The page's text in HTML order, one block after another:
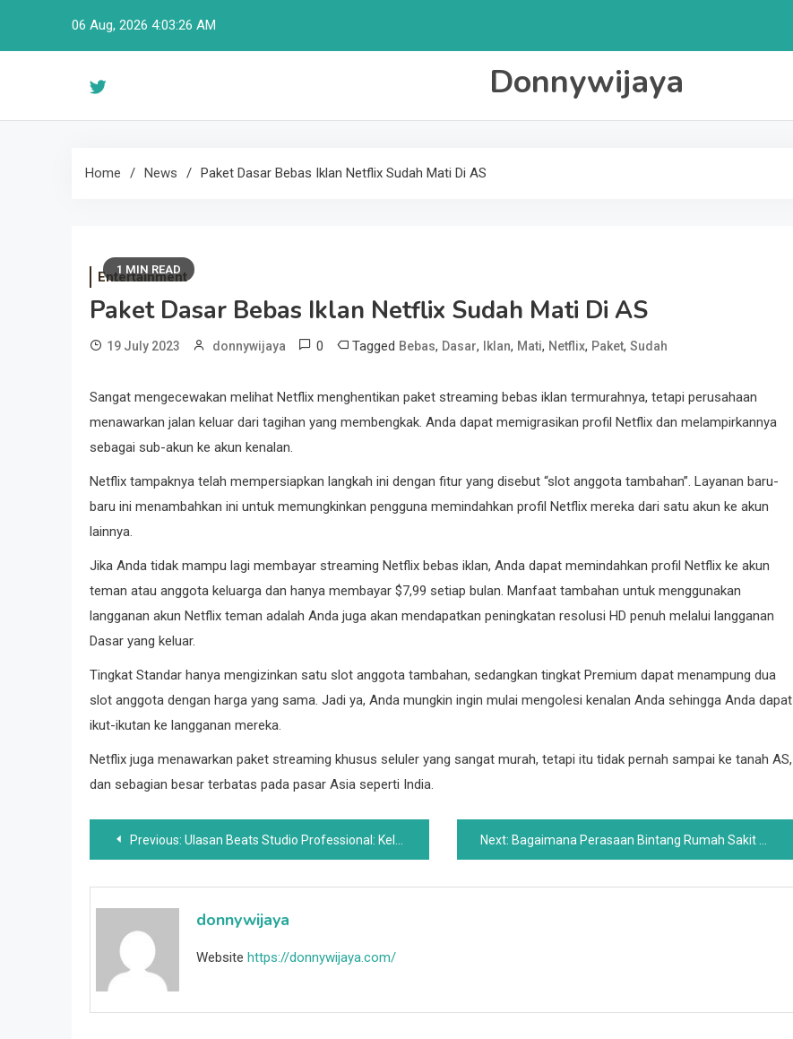
06 Aug, 2026 4:03:27 AM
Donnywijaya
Home News Paket Dasar Bebas Iklan Netflix Sudah Mati Di AS
1 MIN READ
Entertainment
Paket Dasar Bebas Iklan Netflix Sudah Mati Di AS
19 July 2023 donnywijaya 0 Tagged Bebas, Dasar, Iklan, Mati, Netflix, Paket, Sudah
Sangat mengecewakan melihat Netflix menghentikan paket streaming bebas iklan termurahnya, tetapi perusahaan
menawarkan jalan keluar dari tagihan yang membengkak. Anda dapat memigrasikan profil Netflix dan melampirkannya
sebagai sub-akun ke akun kenalan.
Netflix tampaknya telah mempersiapkan langkah ini dengan fitur yang disebut “slot anggota tambahan”. Layanan baru-
baru ini menambahkan ini untuk memungkinkan pengguna memindahkan profil Netflix mereka dari satu akun ke akun
lainnya.
Jika Anda tidak mampu lagi membayar streaming Netflix bebas iklan, Anda dapat memindahkan profil Netflix ke akun
teman atau anggota keluarga dan hanya membayar $7,99 setiap bulan. Manfaat tambahan untuk menggunakan
langganan akun Netflix teman adalah Anda juga akan mendapatkan peningkatan resolusi HD penuh melalui langganan
Dasar yang keluar.
Tingkat Standar hanya mengizinkan satu slot anggota tambahan, sedangkan tingkat Premium dapat menampung dua
slot anggota dengan harga yang sama. Jadi ya, Anda mungkin ingin mulai mengolesi kenalan Anda sehingga Anda dapat
ikut-ikutan ke langganan mereka.
Netflix juga menawarkan paket streaming khusus seluler yang sangat murah, tetapi itu tidak pernah sampai ke tanah AS,
dan sebagian besar terbatas pada pasar Asia seperti India.
Post
navigation
Previous: Ulasan Beats Studio Professional: Keluar Dari Bayangan Apple Next: Bagaimana Perasaan Bintang Rumah Sakit Umum Wally Kurth Ketika Dia Mengetahui Kembalinya Eddie Maine
donnywijaya
Website https://donnywijaya.com/